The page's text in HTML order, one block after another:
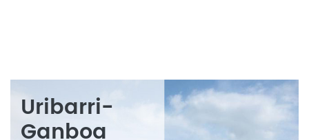
Uribarri-
Ganboa